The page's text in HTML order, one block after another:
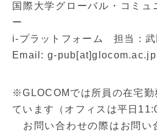
国際大学グローバル・コミュ
ー
i-プラットフォーム 担当：武
Email: g-pub[at]glocom.ac.jp
※GLOCOMでは所員の在宅勤
ています（オフィスは平日
お問い合わせの際はお問い